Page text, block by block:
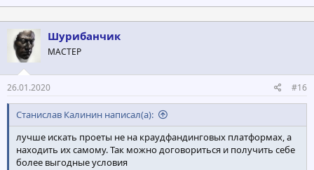
Шурибанчик
МАСТЕР
26.01.2020 #16
Станислав Калинин написал(а):
лучше искать проеты не на краудфандинговых платформах, а
находить их самому. Так можно договориться и получить себе
более выгодные условия